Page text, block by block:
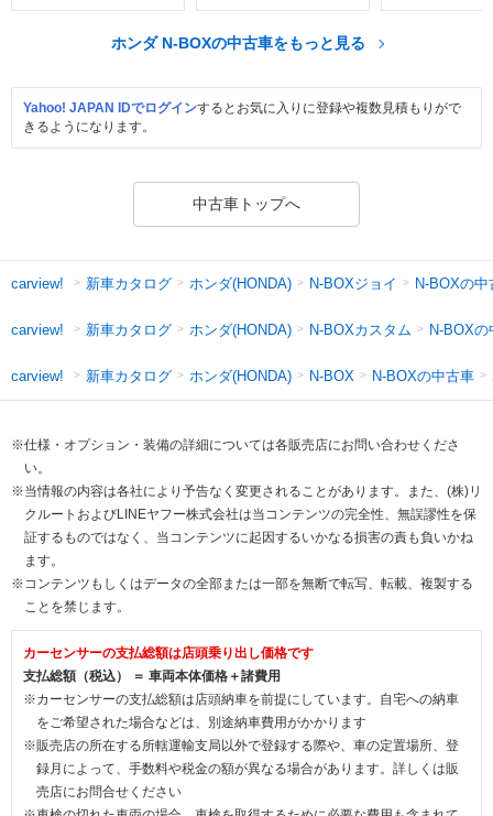
ホンダ N-BOXの中古車をもっと見る
Yahoo! JAPAN IDでログインするとお気に入りに登録や複数見積もりがで
きるようになります。
中古車トップへ
carview! 新車カタログ ホンダ(HONDA) N-BOXジョイ N-BOXの中
carview! 新車カタログ ホンダ(HONDA) N-BOXカスタム N-BOXの
carview! 新車カタログ ホンダ(HONDA) N-BOX N-BOXの中古車
※仕様・オプション・装備の詳細については各販売店にお問い合わせくださ
い。
※当情報の内容は各社により予告なく変更されることがあります。また、(株)リ
クルートおよびLINEヤフー株式会社は当コンテンツの完全性、無誤謬性を保
証するものではなく、当コンテンツに起因するいかなる損害の責も負いかね
ます。
※コンテンツもしくはデータの全部または一部を無断で転写、転載、複製する
ことを禁じます。
カーセンサーの支払総額は店頭乗り出し価格です
支払総額（税込） ＝ 車両本体価格＋諸費用
※カーセンサーの支払総額は店頭納車を前提にしています。自宅への納車
をご希望された場合などは、別途納車費用がかかります
※販売店の所在する所轄運輸支局以外で登録する際や、車の定置場所、登
録月によって、手数料や税金の額が異なる場合があります。詳しくは販
売店にお問合せください